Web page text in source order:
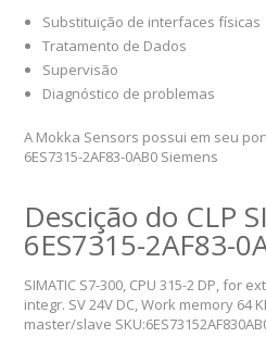
Substituição de interfaces físicas
Tratamento de Dados
Supervisão
Diagnóstico de problemas
A Mokka Sensors possui em seu
6ES7315-2AF83-0AB0 Siemens
Descição do CLP
6ES7315-2AF83-
SIMATIC S7-300, CPU 315-2 DP, for
integr. SV 24V DC, Work memory 64
master/slave